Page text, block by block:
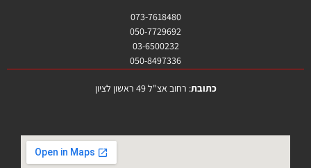
073-7618480
050-7729692
03-6500232
050-8497336
כתובת: רחוב אצ"ל 49 ראשון לציון